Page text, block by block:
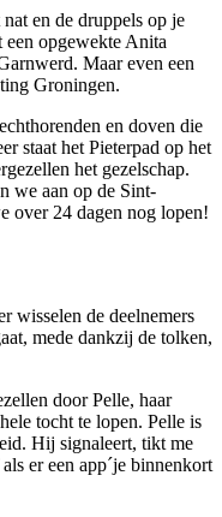
en de druppels op je
een opgewekte Anita
Maar even een
Groningen.
en doven die
staat het Pieterpad op het
het gezelschap.
we aan op de Sint-
over 24 dagen nog lopen!
wisselen de deelnemers
mede dankzij de tolken,
door Pelle, haar
tocht te lopen. Pelle is
Hij signaleert, tikt me
er een app´je binnenkort